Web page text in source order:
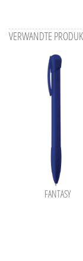
VERWANDTE
FANTASY